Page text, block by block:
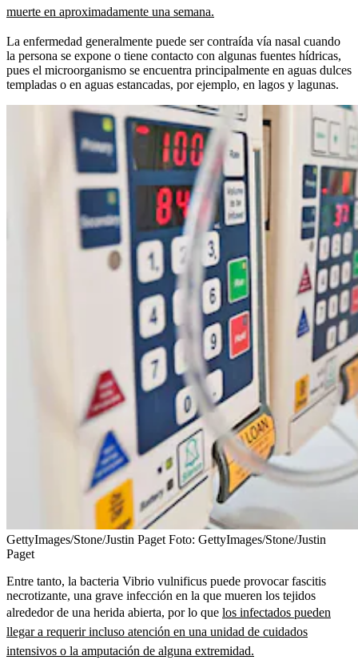
muerte en aproximadamente una semana.
La enfermedad generalmente puede ser contraída vía nasal cuando
la persona se expone o tiene contacto con algunas fuentes hídricas,
pues el microorganismo se encuentra principalmente en aguas dulces
templadas o en aguas estancadas, por ejemplo, en lagos y lagunas.
GettyImages/Stone/Justin Paget Foto: GettyImages/Stone/Justin
Paget
Entre tanto, la bacteria Vibrio vulnificus puede provocar fascitis
necrotizante, una grave infección en la que mueren los tejidos
alrededor de una herida abierta, por lo que los infectados pueden
llegar a requerir incluso atención en una unidad de cuidados
intensivos o la amputación de alguna extremidad.